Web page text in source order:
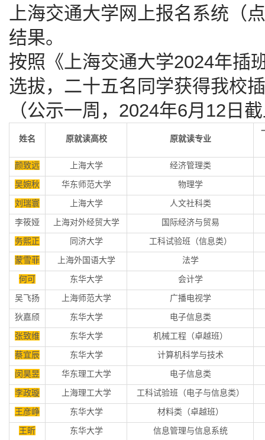
上海交通大学网上报名系统（
结果。
按照《上海交通大学2024年插
选拔，二十五名同学获得我校
（公示一周，2024年6月12日
姓名 原就读高校 原就读专业
颜致远 上海大学
经济管理类
吴婉秋
华东师范大学
物理学
刘瑞寰
上海大学
人文社科类
李筱娅
上海对外经贸大学
国际经济与贸易
务熙正
同济大学
工科试验班（信息类）
蒙雪菲
上海外国语大学
法学
何可
东华大学
会计学
吴飞扬
上海师范大学
广播电视学
狄嘉颀
东华大学
电子信息类
张致维
东华大学
机械工程（卓越班）
蔡宜辰
东华大学
计算机科学与技术
闵昊昱
华东理工大学
电子信息类
李政璇
上海理工大学
工科试验班（电子与信息类）
王彦峥
东华大学
材料类（卓越班）
王昕
东华大学
信息管理与信息系统